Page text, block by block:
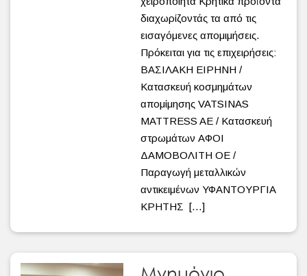
διαχωρίζοντάς τα από τις
εισαγόμενες απομιμήσεις.
Πρόκειται για τις επιχειρήσεις:
ΒΑΣΙΛΑΚΗ ΕΙΡΗΝΗ /
Κατασκευή κοσμημάτων
απομίμησης VATSINAS
MATTRESS AE / Κατασκευή
στρωμάτων ΑΦΟΙ
ΔΑΜΟΒΟΛΙΤΗ ΟΕ /
Παραγωγή μεταλλικών
αντικειμένων ΥΦΑΝΤΟΥΡΓΙΑ
ΚΡΗΤΗΣ […]